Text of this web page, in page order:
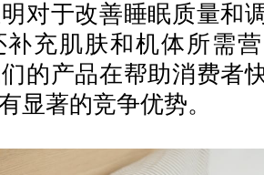
对于改善睡眠质量和
补充肌肤和机体所需
的产品在帮助消费者
显著的竞争优势。